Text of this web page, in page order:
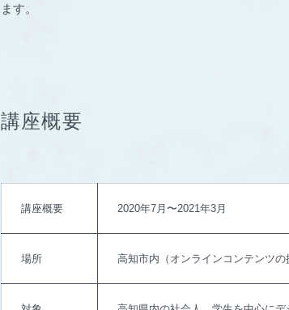
ます。
講座概要
講座概要 2020年7月〜2021年3月
場所 高知市内（オンラインコンテンツの